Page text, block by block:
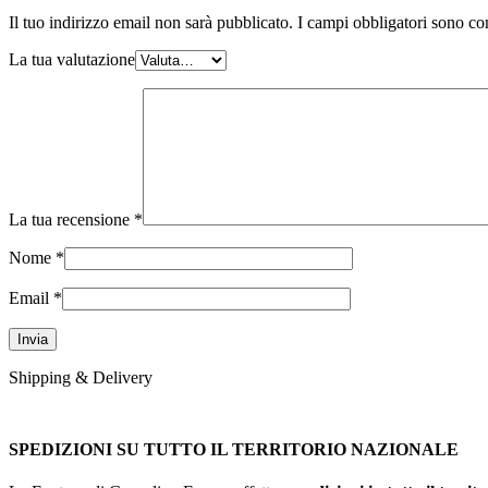
Il tuo indirizzo email non sarà pubblicato. I campi obbligatori sono
La tua valutazione
La tua recensione *
Nome *
Email *
Shipping & Delivery
SPEDIZIONI SU TUTTO IL TERRITORIO NAZIONALE